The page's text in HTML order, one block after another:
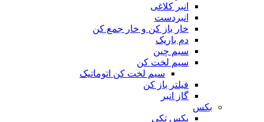
انبر کلاغی
انبردست
خار باز کن و خار جمع کن
دم باریک
سیم چین
سیم لخت کن
سیم لخت کن اتوماتیک
فیلتر باز کن
گاز انبر
بکس
بکس تکی